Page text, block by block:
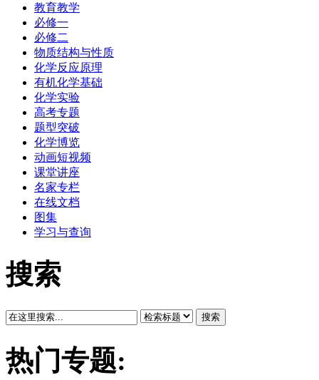
教育教学
必修一
必修二
物质结构与性质
化学反应原理
有机化学基础
化学实验
高考专题
题型突破
化学博览
动画短视频
课堂讲座
名家专栏
在线文档
图集
学习与查询
搜索
搜索
热门专题: